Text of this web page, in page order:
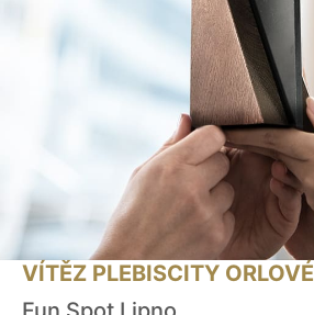
VÍTĚZ PLEBISCITY ORLOVÉ